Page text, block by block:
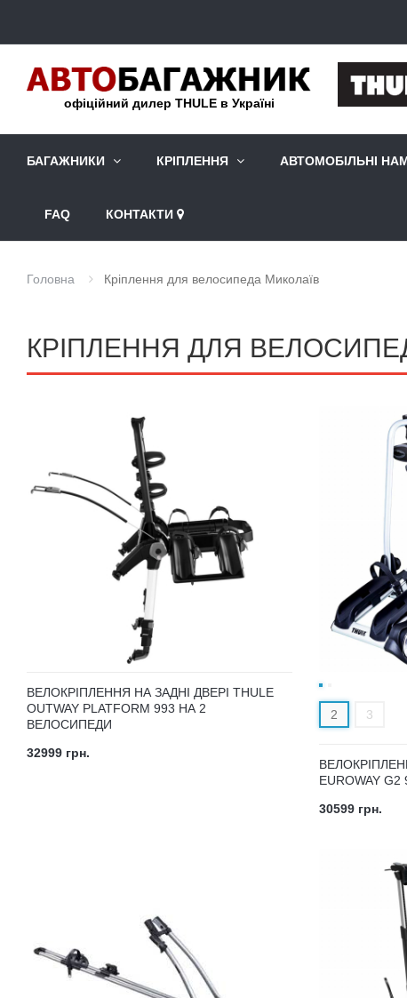
офіційний дилер THULE в Україні
БАГАЖНИКИ КРІПЛЕННЯ АВТОМОБІЛЬНІ
FAQ КОНТАКТИ
Головна Кріплення для велосипеда Миколаїв
КРІПЛЕННЯ ДЛЯ
ВЕЛОКРІПЛЕННЯ НА ЗАДНІ ДВЕРІ THULE
OUTWAY PLATFORM 993 НА 2
ВЕЛОСИПЕДИ
32999 грн.
2 3
EUROWAY
30599 грн.